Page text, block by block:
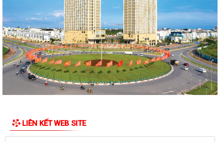
PHƯỜNG NGÔ QUYỀN TUYÊN TRUYỀN VẬN ĐỘNG TỔ CHỨC, CÁ NHÂN
CÓ LIÊN QUAN THUÊ NHÀ, ĐẤT LÀ TÀI SẢN...
Kỳ họp thứ 4 HĐND Phường Ngô Quyền: Phân bổ bổ sung hơn 38 tỷ
đồng vốn đầu tư công
KẾ HOẠCH TỔ CHỨC TIẾP CÔNG DÂN 6 THÁNG CUỐI NĂM 2026 CỦA
THƯỜNG TRỰC HĐND, ĐẠI BIỂU HĐND PHƯỜNG...
HỘI ĐỒNG NHÂN DÂN PHƯỜNG THÔNG BÁO LỊCH TIẾP CÔNG DÂN 6
PHƯỜNG NGÔ QUYỀN: NÂNG CAO HIỆU QUẢ QUẢN LÝ HOẠT ĐỘNG PHI
CHÍNH PHỦ NƯỚC NGOÀI – GẮN KẾT CHẶT CHẼ...
LIÊN KẾT WEB SITE